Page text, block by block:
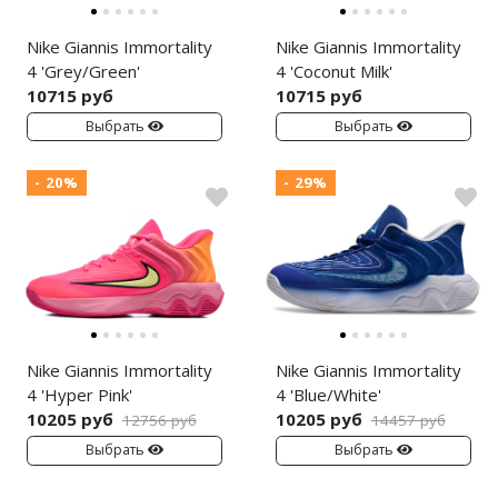
Nike Giannis Immortality
4 'Grey/Green'
10715 руб
Выбрать
Nike Giannis Immortality
4 'Coconut Milk'
10715 руб
Выбрать
- 20%
Nike Giannis Immortality
4 'Hyper Pink'
10205 руб 12756 руб
Выбрать
- 29%
Nike Giannis Immortality
4 'Blue/White'
10205 руб 14457 руб
Выбрать
Jordan Tatum
Air Jordan 312
Air Jordan 40
Air Jordan 39
Air Jordan 38
Air Jordan 37
Air Jordan 36
Air Jordan 1
Air Jordan 3
adidas Samba
adidas Gazelle
adidas Handball
adidas Adistar
adidas adiFOM
adidas Adizero
adidas Harden
adidas Dame
adidas AE